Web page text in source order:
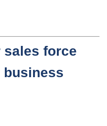
force
business